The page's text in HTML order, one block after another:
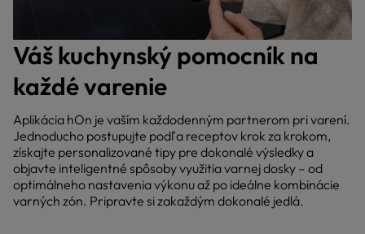
Váš kuchynský pomocník na
každé varenie
Aplikácia hOn je vaším každodenným partnerom pri varení.
Jednoducho postupujte podľa receptov krok za krokom,
získajte personalizované tipy pre dokonalé výsledky a
objavte inteligentné spôsoby využitia varnej dosky – od
optimálneho nastavenia výkonu až po ideálne kombinácie
varných zón. Pripravte si zakaždým dokonalé jedlá.